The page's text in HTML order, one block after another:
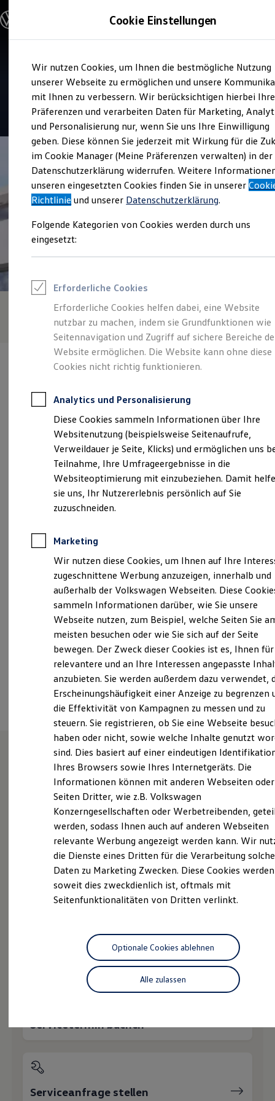
Hauptinhalt
springen
Footer
springen
Modelle und Konfigurator
Modelle vergleichen
Elektroautos
ENERGY Sondermodelle
Nutzfahrzeuge
SUV und CUV
Familienautos
Kombis
Kompaktwagen
Sportwagen
Schnell verfügbare Fahrzeuge
Angebote und Produkte
Aktuelle Angebote
E-Auto-Förderung
Volkswagen Marktplatz
Junge Gebrauchtwagen und Gebrauchtwagen
Volkswagen Zertifizierte Gebrauchtwagen
Zubehör- und Serviceangebote
Leasing
Leasing-Angebote
Gebrauchtwagen Leasing
Junge Gebrauchtwagen-Leasing
Elektroauto Leasing
Kleinwagen-Leasing
Leasing ohne Anzahlung
Finanzierung
Kfz-Versicherung
Restschuldversicherungen
Garantien
Wartungsverträge
Geschäftskunden
Professional Class bei Volkswagen
Großkunden
Behörden
Direktkunden
Sonderfahrzeuge
Anpfiff zum Gewinn
Elektroautos
ID. Tutorials
Elektrofahrzeugkonzepte
Reichweite
Reichweite der ID. Modelle
Reichweite im Winter
Laden
Laden unterwegs
Laden Zuhause
Ladestationen finden
Ladezeitensimulator
Batterie
Sicherheit
Garantie und Lebensdauer
Nachhaltigkeit
Technologie
Kosten und Kauf
Verbrauchskosten
Kaufoptionen
E-Auto-Förderung
Software und Konnektivität
ID. Software Versionen und Updates
Digitale Extras
Schnittstellen zu Ihrem ID.
Hybridautos
Marke und Erlebnis
Volkswagen R und R Experience
R-Modelle
Driving Experience
Volkswagen entdecken
Lifestyle Shop
T-Roc Kollektion
Golf Kollektion
ID. Kollektion
Volkswagen Kollektion
R-Kollektion
Inspektion und HU/AU
Service
Autohaus Reisinger
4.8| 247 Bewertungen
Verantwortlich für die Inhalte auf dieser Seite ist die Autohaus
Reisinger GmbH (Impressum & Rechtliches)
Staudhamer Feld 10, 83512 Wasserburg
info@autohaus-reisinger.de
+49 8071 10030
Montag -
Samstag
09:00 12:00
Uhr
Sonntag
Geschlossen
Ansprechpartner
Unsere Leistungenim
Überblick
Gebrauchtwagen
Service
UnfallSpezialist
Wie können wir
Ihnen weiterhelfen?
Servicetermin buchen
Serviceanfrage stellen
Cookie Einstellungen
Wir nutzen Cookies, um Ihnen die bestmögliche Nutzung
unserer Webseite zu ermöglichen und unsere
mit Ihnen zu verbessern. Wir berücksichtigen hierbei Ihre
Präferenzen und verarbeiten Daten für Marketing,
und Personalisierung nur, wenn Sie uns Ihre Einwilligung
geben. Diese können Sie jederzeit mit Wirkung für die
im Cookie Manager (Meine Präferenzen verwalten) in der
Datenschutzerklärung widerrufen. Weitere
unseren eingesetzten Cookies finden Sie in unserer
Richtlinie und unserer Datenschutzerklärung.
Folgende Kategorien von Cookies werden durch uns
eingesetzt:
Erforderliche Cookies
Erforderliche Cookies helfen dabei, eine Website
nutzbar zu machen, indem sie Grundfunktionen wie
Seitennavigation und Zugriff auf sichere Bereiche
Website ermöglichen. Die Website kann ohne diese
Cookies nicht richtig funktionieren.
Analytics und Personalisierung
Diese Cookies sammeln Informationen über Ihre
Websitenutzung (beispielsweise Seitenaufrufe,
Verweildauer je Seite, Klicks) und ermöglichen uns
Teilnahme, Ihre Umfrageergebnisse in die
Websiteoptimierung mit einzubeziehen. Damit
sie uns, Ihr Nutzererlebnis persönlich auf Sie
zuzuschneiden.
Marketing
Wir nutzen diese Cookies, um Ihnen auf Ihre
zugeschnittene Werbung anzuzeigen, innerhalb und
außerhalb der Volkswagen Webseiten. Diese
sammeln Informationen darüber, wie Sie unsere
Webseite nutzen, zum Beispiel, welche Seiten Sie
meisten besuchen oder wie Sie sich auf der Seite
bewegen. Der Zweck dieser Cookies ist es, Ihnen für
relevantere und an Ihre Interessen angepasste
anzubieten. Sie werden außerdem dazu verwendet,
Erscheinungshäufigkeit einer Anzeige zu begrenzen
die Effektivität von Kampagnen zu messen und zu
steuern. Sie registrieren, ob Sie eine Webseite
haben oder nicht, sowie welche Inhalte genutzt
sind. Dies basiert auf einer eindeutigen
Ihres Browsers sowie Ihres Internetgeräts. Die
Informationen können mit anderen Webseiten oder
Seiten Dritter, wie z.B. Volkswagen
Konzerngesellschaften oder Werbetreibenden,
werden, sodass Ihnen auch auf anderen Webseiten
relevante Werbung angezeigt werden kann. Wir
die Dienste eines Dritten für die Verarbeitung
Daten zu Marketing Zwecken. Diese Cookies
soweit dies zweckdienlich ist, oftmals mit
Seitenfunktionalitäten von Dritten verlinkt.
Alle zulassen
Optionale Cookies ablehnen